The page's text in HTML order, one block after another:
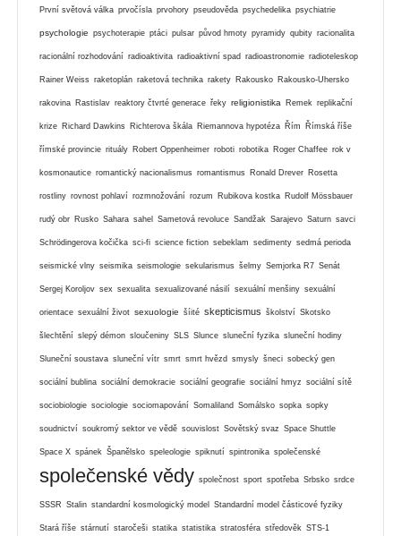
První světová válka prvočísla prvohory pseudověda psychedelika psychiatrie
psychologie psychoterapie ptáci pulsar původ hmoty pyramidy qubity racionalita
racionální rozhodování radioaktivita radioaktivní spad radioastronomie radioteleskop
Rainer Weiss raketoplán raketová technika rakety Rakousko Rakousko-Uhersko
rakovina Rastislav reaktory čtvrté generace řeky religionistika Remek replikační
krize Richard Dawkins Richterova škála Riemannova hypotéza Řím Římská říše
římské provincie rituály Robert Oppenheimer roboti robotika Roger Chaffee rok v
kosmonautice romantický nacionalismus romantismus Ronald Drever Rosetta
rostliny rovnost pohlaví rozmnožování rozum Rubikova kostka Rudolf Mössbauer
rudý obr Rusko Sahara sahel Sametová revoluce Sandžak Sarajevo Saturn savci
Schrödingerova kočička sci-fi science fiction sebeklam sedimenty sedmá perioda
seismické vlny seismika seismologie sekularismus šelmy Semjorka R7 Senát
Sergej Koroljov sex sexualita sexualizované násilí sexuální menšiny sexuální
orientace sexuální život sexuologie šíité skepticismus školství Skotsko
šlechtění slepý démon sloučeniny SLS Slunce sluneční fyzika sluneční hodiny
Sluneční soustava sluneční vítr smrt smrt hvězd smysly šneci sobecký gen
sociální bublina sociální demokracie sociální geografie sociální hmyz sociální sítě
sociobiologie sociologie sociomapování Somaliland Somálsko sopka sopky
soudnictví soukromý sektor ve vědě souvislost Sovětský svaz Space Shuttle
Space X spánek Španělsko speleologie spiknutí spintronika společenské
společenské vědy společnost sport spotřeba Srbsko srdce
SSSR Stalin standardní kosmologický model Standardní model částicové fyziky
Stará říše stárnutí staročeši statika statistika stratosféra středověk STS-1